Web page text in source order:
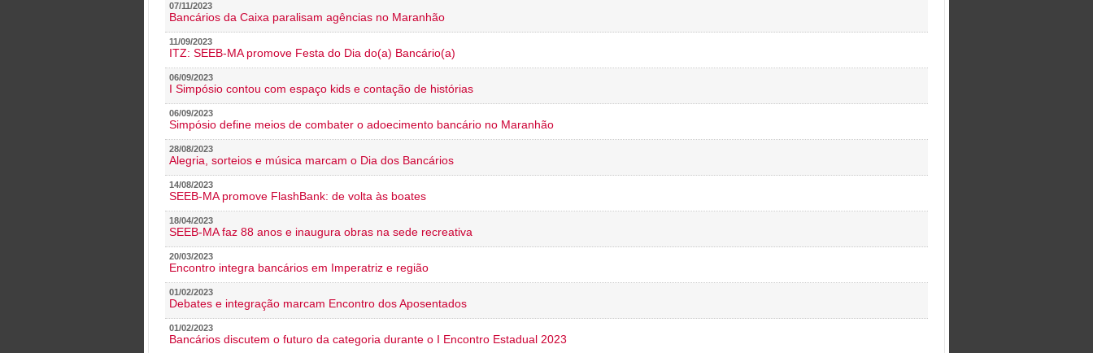
07/11/2023
Bancários da Caixa paralisam agências no Maranhão
11/09/2023
ITZ: SEEB-MA promove Festa do Dia do(a) Bancário(a)
06/09/2023
I Simpósio contou com espaço kids e contação de histórias
06/09/2023
Simpósio define meios de combater o adoecimento bancário no Maranhão
28/08/2023
Alegria, sorteios e música marcam o Dia dos Bancários
14/08/2023
SEEB-MA promove FlashBank: de volta às boates
18/04/2023
SEEB-MA faz 88 anos e inaugura obras na sede recreativa
20/03/2023
Encontro integra bancários em Imperatriz e região
01/02/2023
Debates e integração marcam Encontro dos Aposentados
01/02/2023
Bancários discutem o futuro da categoria durante o I Encontro Estadual 2023